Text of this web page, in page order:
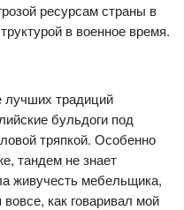
ресурсам страны в
в военное время.
лучших традиций
бульдоги под
тряпкой. Особенно
тандем не знает
живучесть мебельщика,
как говаривал мой